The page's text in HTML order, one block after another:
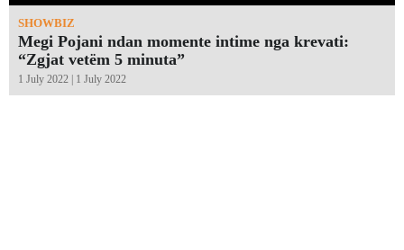
SHOWBIZ
Megi Pojani ndan momente intime nga krevati:
“Zgjat vetëm 5 minuta”￼
1 July 2022 | 1 July 2022